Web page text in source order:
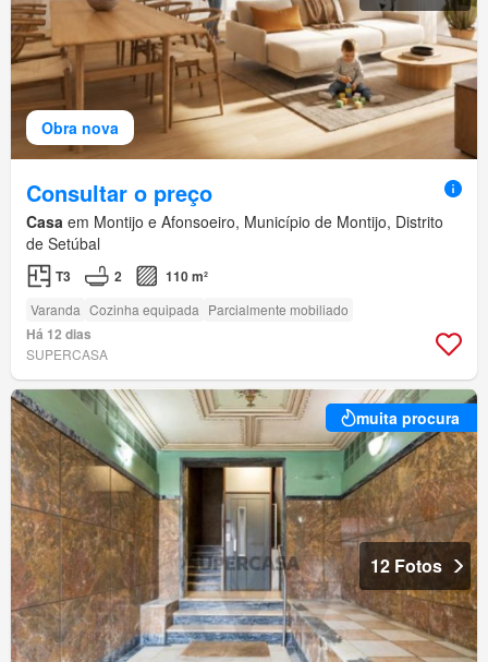
Obra nova
Consultar o preço
Casa em Montijo e Afonsoeiro, Município de Montijo, Distrito
de Setúbal
T3 2 110 m²
Varanda Cozinha equipada Parcialmente mobiliado
Há 12 dias
SUPERCASA
muita procura
12 Fotos